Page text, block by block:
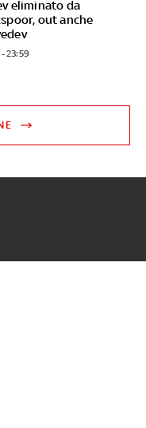
eliminato da
out anche
23:59